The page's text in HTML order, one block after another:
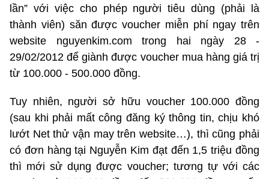
lần” với việc cho phép người tiêu dùng (phải là
thành viên) săn được voucher miễn phí ngay trên
website nguyenkim.com trong hai ngày 28 -
29/02/2012 để giành được voucher mua hàng giá trị
từ 100.000 - 500.000 đồng.
Tuy nhiên, người sở hữu voucher 100.000 đồng
(sau khi phải mất công đăng ký thông tin, chịu khó
lướt Net thử vận may trên website…), thì cũng phải
có đơn hàng tại Nguyễn Kim đạt đến 1,5 triệu đồng
thì mới sử dụng được voucher; tương tự với các